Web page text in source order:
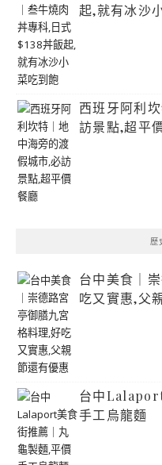
起,就有冰沙
西班牙阿利
訪景點,超平
歷
台中美食｜
吃又實惠,父
台中
手工烏龍麵